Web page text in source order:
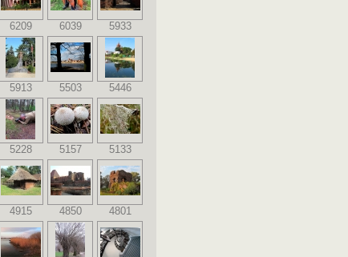
6209 6039 5933
5913 5503 5446
5228 5157 5133
4915 4850 4801